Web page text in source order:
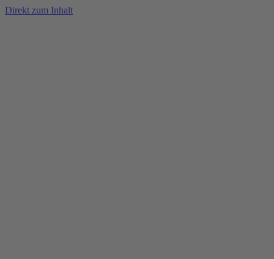
Direkt zum Inhalt